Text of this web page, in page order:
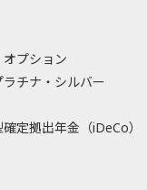
プション
ラチナ・シルバー
定拠出年金（iDeCo）